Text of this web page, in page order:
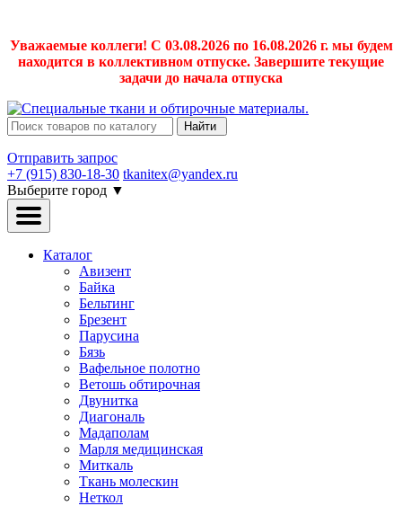
Уважаемые коллеги! С 03.08.2026 по 16.08.2026 г. мы будем
находится в коллективном отпуске. Завершите текущие
задачи до начала отпуска
Найти
Отправить запрос
+7 (915) 830-18-30 tkanitex@yandex.ru
Выберите город ▼
Каталог
Авизент
Байка
Бельтинг
Брезент
Парусина
Бязь
Вафельное полотно
Ветошь обтирочная
Двунитка
Диагональ
Мадаполам
Марля медицинская
Миткаль
Ткань молескин
Неткол